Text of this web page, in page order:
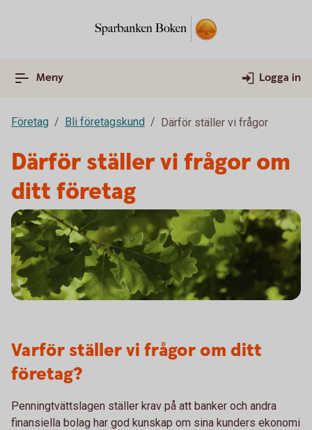
Meny Logga in
Företag Bli företagskund Därför ställer vi frågor
Därför ställer vi frågor om
ditt företag
Varför ställer vi frågor om ditt
företag?
Penningtvättslagen ställer krav på att banker och andra
finansiella bolag har god kunskap om sina kunders ekonomi